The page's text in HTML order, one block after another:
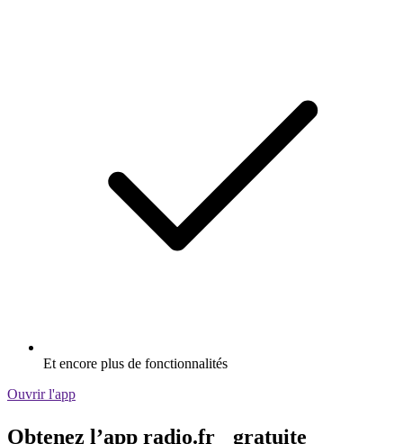
Et encore plus de fonctionnalités
Ouvrir l'app
Obtenez l’app radio.fr gratuite